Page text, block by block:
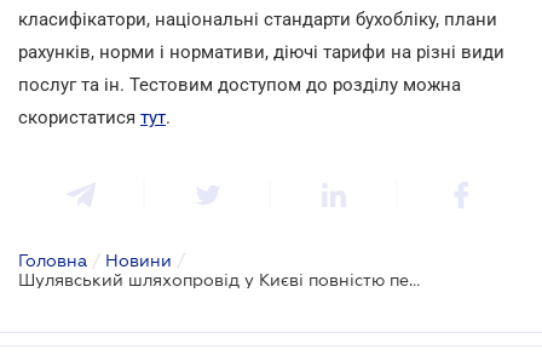
класифікатори, національні стандарти бухобліку, плани
рахунків, норми і нормативи, діючі тарифи на різні види
послуг та ін. Тестовим доступом до розділу можна
скористатися тут.
Головна / Новини /
Шулявський шляхопровід у Києві повністю перекрито - схеми об'їзду та руху транспорту